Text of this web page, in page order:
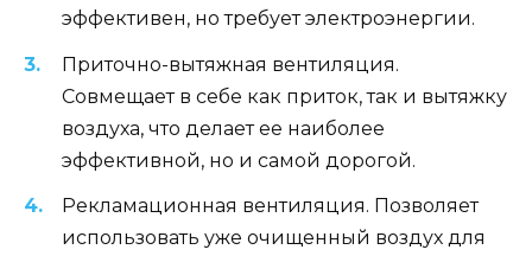
эффективен, но требует электроэнергии.
Приточно-вытяжная вентиляция.
Совмещает в себе как приток, так и вытяжку
воздуха, что делает ее наиболее
эффективной, но и самой дорогой.
Рекламационная вентиляция. Позволяет
использовать уже очищенный воздух для